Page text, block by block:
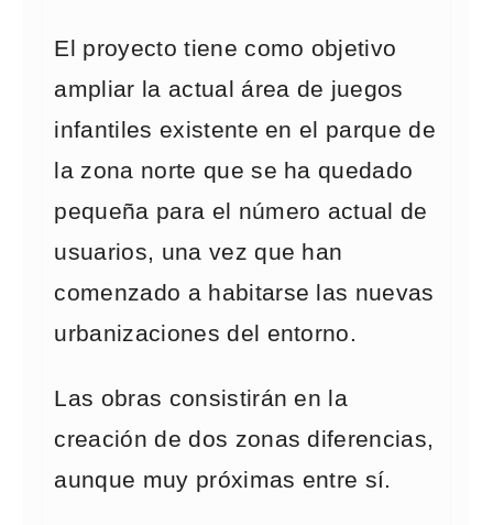
El proyecto tiene como objetivo
ampliar la actual área de juegos
infantiles existente en el parque de
la zona norte que se ha quedado
pequeña para el número actual de
usuarios, una vez que han
comenzado a habitarse las nuevas
urbanizaciones del entorno.
Las obras consistirán en la
creación de dos zonas diferencias,
aunque muy próximas entre sí.